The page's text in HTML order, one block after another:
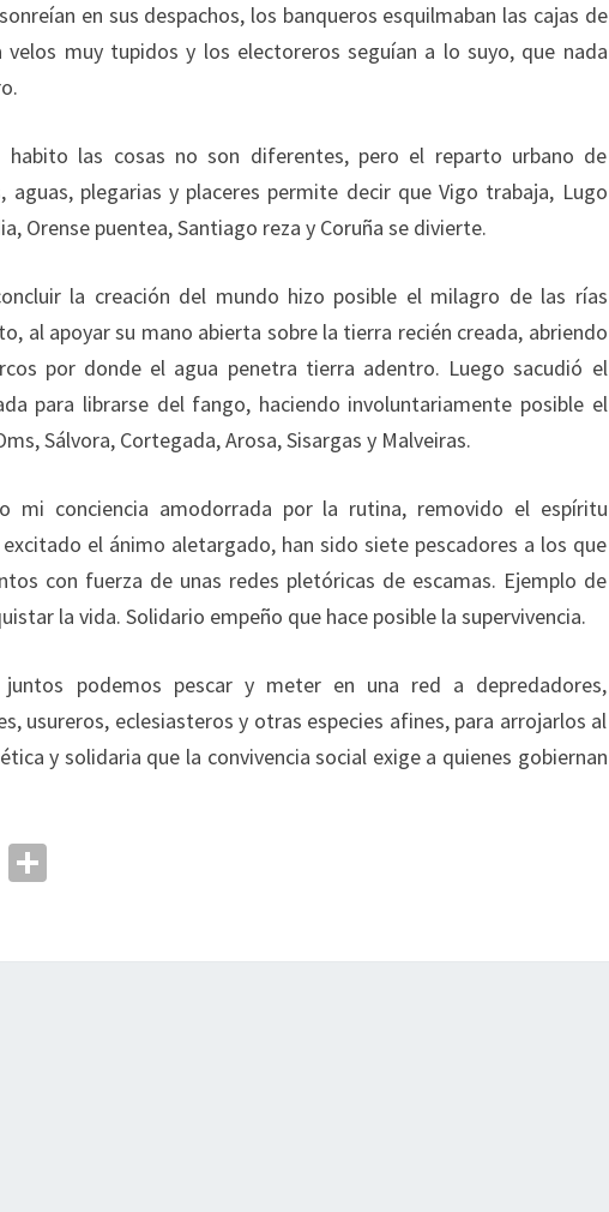
en sus despachos, los banqueros esquilmaban las cajas de
velos muy tupidos y los electoreros seguían a lo suyo, que nada
las cosas no son diferentes, pero el reparto urbano de
aguas, plegarias y placeres permite decir que Vigo trabaja, Lugo
Orense puentea, Santiago reza y Coruña se divierte.
la creación del mundo hizo posible el milagro de las rías
al apoyar su mano abierta sobre la tierra recién creada, abriendo
por donde el agua penetra tierra adentro. Luego sacudió el
para librarse del fango, haciendo involuntariamente posible el
Sálvora, Cortegada, Arosa, Sisargas y Malveiras.
mi conciencia amodorrada por la rutina, removido el espíritu
el ánimo aletargado, han sido siete pescadores a los que
con fuerza de unas redes pletóricas de escamas. Ejemplo de
la vida. Solidario empeño que hace posible la supervivencia.
podemos pescar y meter en una red a depredadores,
usureros, eclesiasteros y otras especies afines, para arrojarlos al
y solidaria que la convivencia social exige a quienes gobiernan
Pr